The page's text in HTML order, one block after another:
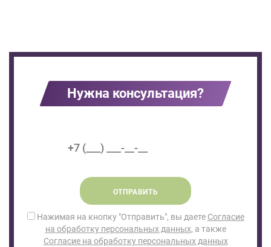
Нужна консультация?
ОТПРАВИТЬ
Нажимая на кнопку "Отправить", вы даете Согласие
на обработку персональных данных, а также
Согласие на обработку персональных данных